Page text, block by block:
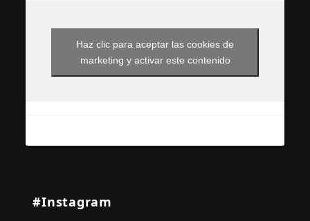
Haz clic para aceptar las cookies de
marketing y activar este contenido
#Instagram